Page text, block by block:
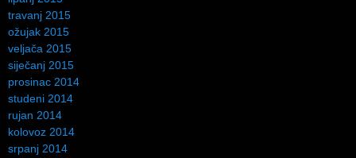
travanj 2015
ožujak 2015
veljača 2015
siječanj 2015
prosinac 2014
studeni 2014
rujan 2014
kolovoz 2014
srpanj 2014